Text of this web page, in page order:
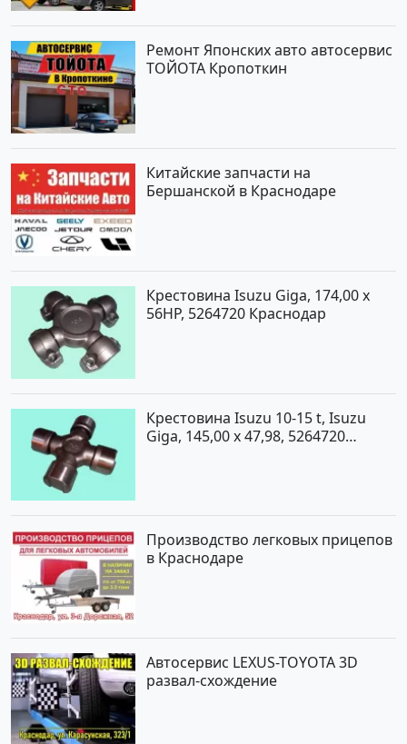
Ремонт Японских авто автосервис
ТОЙОТА Кропоткин
Китайские запчасти на
Бершанской в Краснодаре
Крестовина Isuzu Giga, 174,00 x
56HP, 5264720 Краснодар
Крестовина Isuzu 10-15 t, Isuzu
Giga, 145,00 x 47,98, 5264720
Производство легковых прицепов
в Краснодаре
Автосервис LEXUS-TOYOTA 3D
развал-схождение